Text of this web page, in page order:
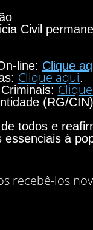
Civil
line: Clique
Clique aqui.
(RG/
todos e
à
recebê-los